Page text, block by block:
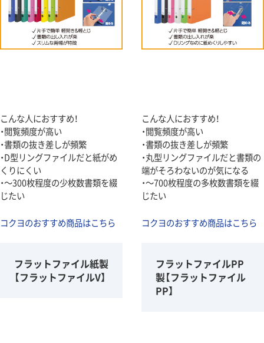
こんな人におすすめ！
・閲覧頻度が高い
・書類の抜き差しが頻繁
・D型リングファイルだと紙がめ
くりにくい
・～300枚程度の少枚数書類を綴
じたい
コクヨのおすすめ商品はこちら
こんな人におすすめ！
・閲覧頻度が高い
・書類の抜き差しが頻繁
・丸型リングファイルだと書類の
端がそろわないのが気になる
・～700枚程度の多枚数書類を綴
じたい
コクヨのおすすめ商品はこちら
フラットファイル紙製
【フラットファイルV】
フラットファイルPP
製【フラットファイル
PP】